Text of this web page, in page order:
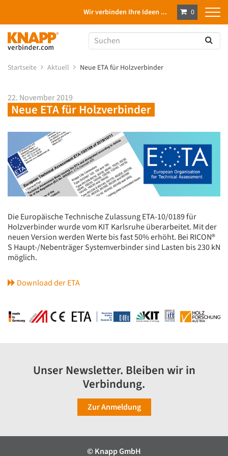
Wir verbinden Ihre Ideen ... 0
Startseite Aktuell Neue ETA für Holzverbinder
22. November 2019
Neue ETA für Holzverbinder
Die Europäische Technische Zulassung ETA-10/0189 für
Holzverbinder wurde vom KIT Karlsruhe überarbeitet. Mit der
neuen Version werden Werte bis fast 50% erhöht. Bei RICON®
S Haupt-/Nebenträger Systemverbinder sind Lasten bis 230 kN
möglich.
Download der ETA
Unser Newsletter. Bleiben wir in
Verbindung.
Zur Anmeldung
© Knapp GmbH